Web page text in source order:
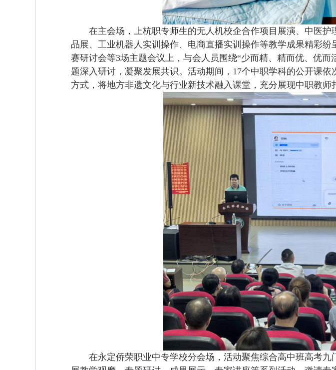
在主会场，上杭职专师生的无人机校企合作项目展演、中医护
品展、工业机器人实训操作、电商直播实训操作等教学成果精彩
赛研讨会等3场主题会议上，与会人员围绕“少而精、精而优、优
题深入研讨，凝聚发展共识。活动期间，17个中职学科的公开课
方式，将地方非遗文化与行业新技术融入课堂，充分展现中职教师
在永定侨荣职业中专学校分会场，活动聚焦综合高中班高考九